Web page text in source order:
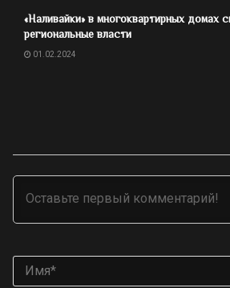
«Наливайки» в многоквартирных домах
региональные власти
01.02.2024